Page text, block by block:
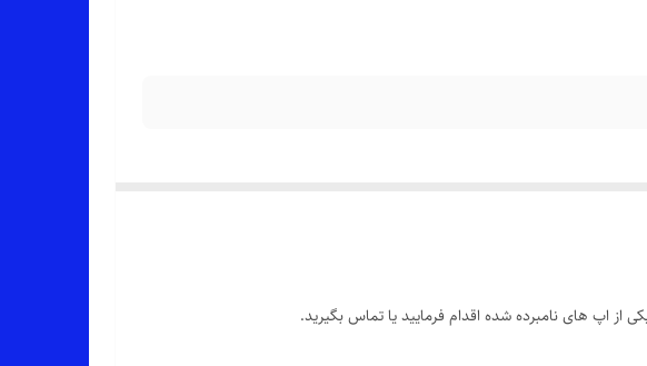
اپ های نامبرده شده اقدام فرمایید یا تماس بگیرید.